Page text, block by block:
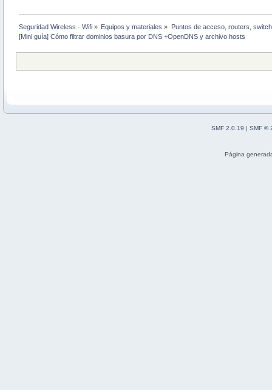
Seguridad Wireless - Wifi » Equipos y materiales » Puntos de acceso, routers,
[Mini guía] Cómo filtrar dominios basura por DNS +OpenDNS y archivo hosts
SMF 2.0.19 | SMF ©
Página